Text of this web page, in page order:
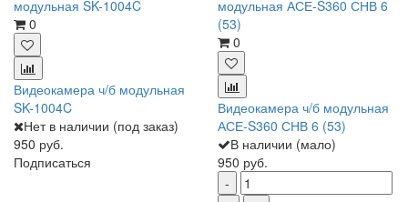
0
Видеокамера ч/б модульная
SK-1004C
Нет в наличии (под заказ)
950 руб.
Подписаться
0
Видеокамера ч/б модульная
АСЕ-S360 СНВ 6 (53)
В наличии (мало)
950 руб.